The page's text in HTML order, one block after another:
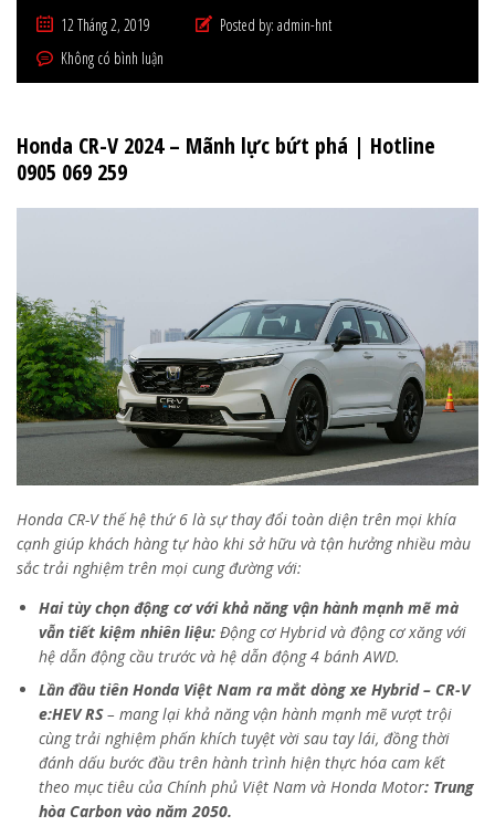
12 Tháng 2, 2019 Posted by: admin-hnt
Không có bình luận
Honda CR-V 2024 – Mãnh lực bứt phá | Hotline
0905 069 259
Honda CR-V thế hệ thứ 6 là sự thay đổi toàn diện trên mọi khía
cạnh giúp khách hàng tự hào khi sở hữu và tận hưởng nhiều màu
sắc trải nghiệm trên mọi cung đường với:
Hai tùy chọn động cơ với khả năng vận hành mạnh mẽ mà
vẫn tiết kiệm nhiên liệu: Động cơ Hybrid và động cơ xăng với
hệ dẫn động cầu trước và hệ dẫn động 4 bánh AWD.
Lần đầu tiên Honda Việt Nam ra mắt dòng xe Hybrid – CR-V
e:HEV RS– mang lại khả năng vận hành mạnh mẽ vượt trội
cùng trải nghiệm phấn khích tuyệt vời sau tay lái, đồng thời
đánh dấu bước đầu trên hành trình hiện thực hóa cam kết
theo mục tiêu của Chính phủ Việt Nam và Honda Motor: Trung
hòa Carbon vào năm 2050.